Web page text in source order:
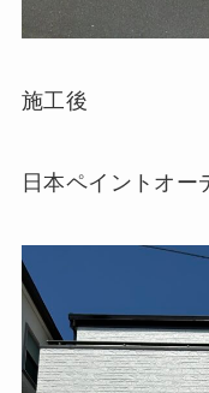
施工後
日本ペイントオ